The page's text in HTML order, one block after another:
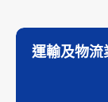
運輸及物流